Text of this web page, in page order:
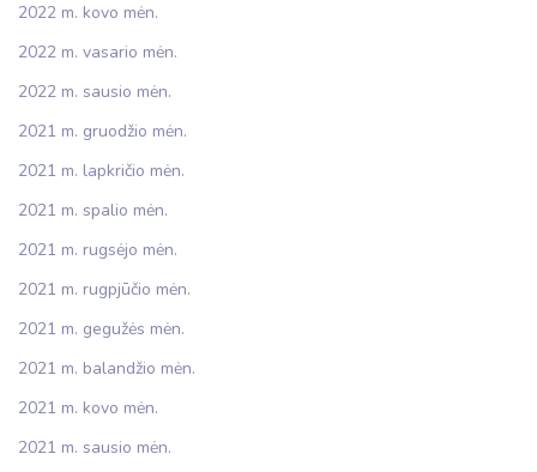
2022 m. kovo mėn.
2022 m. vasario mėn.
2022 m. sausio mėn.
2021 m. gruodžio mėn.
2021 m. lapkričio mėn.
2021 m. spalio mėn.
2021 m. rugsėjo mėn.
2021 m. rugpjūčio mėn.
2021 m. gegužės mėn.
2021 m. balandžio mėn.
2021 m. kovo mėn.
2021 m. sausio mėn.